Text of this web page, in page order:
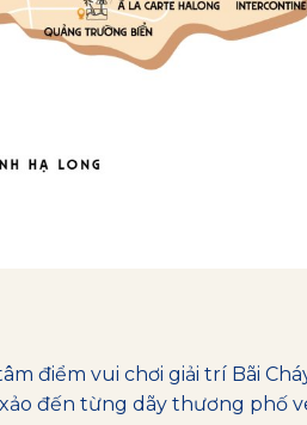
điểm vui chơi giải trí Bãi
đến từng dãy thương